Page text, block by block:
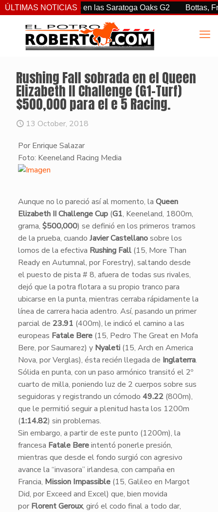
ÚLTIMAS NOTICIAS
Jr. sorprendió en las Saratoga Oaks G2 Bottas, Franco,
Rushing Fall sobrada en el Queen
Elizabeth II Challenge (G1-Turf)
$500,000 para el e 5 Racing.
13 October, 2018
Por Enrique Salazar
Foto: Keeneland Racing Media
​​Aunque no lo pareció así al momento, la Queen
Elizabeth II Challenge Cup(G1, Keeneland, 1800m,
grama, $500,000) se definió en los primeros tramos
de la prueba, cuando Javier Castellanosobre los
lomos de la efectiva Rushing Fall(15, More Than
Ready en Autumnal, por Forestry), saltando desde
el puesto de pista # 8, afuera de todas sus rivales,
dejó que la potra flotara a su propio tranco para
ubicarse en la punta, mientras cerraba rápidamente la
línea de carrera hacia adentro. Así, pasando un primer
parcial de 23.91 (400m), le indicó el camino a las
europeas Fatale Bere(15, Pedro The Great en Mofa
Bere, por Saumarez) y Nyaleti(15, Arch en America
Nova, por Verglas), ésta recién llegada de Inglaterra.
Sólida en punta, con un paso armónico transitó el 2º
cuarto de milla, poniendo luz de 2 cuerpos sobre sus
seguidoras y registrando un cómodo 49.22(800m),
que le permitió seguir a plenitud hasta los 1200m
(1:14.82) sin problemas.
​Sin embargo, a partir de este punto (1200m), la
francesa Fatale Bereintentó ponerle presión,
mientras que desde el fondo surgió con agresivo
avance la “invasora” irlandesa, con campaña en
Francia, Mission Impassible(15, Galileo en Margot
Did, por Exceed and Excel) que, bien movida
por Florent Geroux, giró el codo final a todo dar,